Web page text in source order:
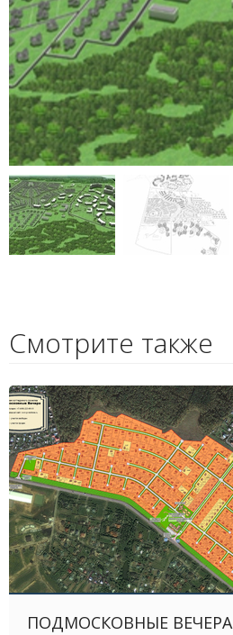
Смотрите также
ПОДМОСКОВНЫЕ ВЕЧЕРА